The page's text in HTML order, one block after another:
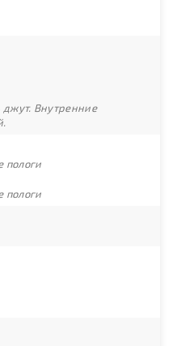
джут. Внутренние
пологи
пологи